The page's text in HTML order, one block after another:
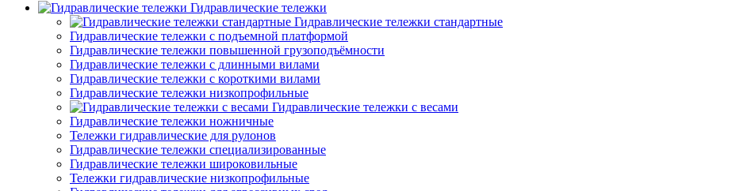
Гидравлические тележки
Гидравлические тележки стандартные
Гидравлические тележки с подъемной платформой
Гидравлические тележки повышенной грузоподъёмности
Гидравлические тележки с длинными вилами
Гидравлические тележки с короткими вилами
Гидравлические тележки низкопрофильные
Гидравлические тележки с весами
Гидравлические тележки ножничные
Тележки гидравлические для рулонов
Гидравлические тележки специализированные
Гидравлические тележки широковильные
Тележки гидравлические низкопрофильные